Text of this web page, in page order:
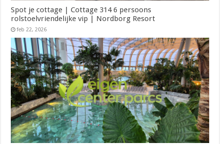
Spot je cottage | Cottage 314 6 persoons
rolstoelvriendelijke vip | Nordborg Resort
feb 22, 2026